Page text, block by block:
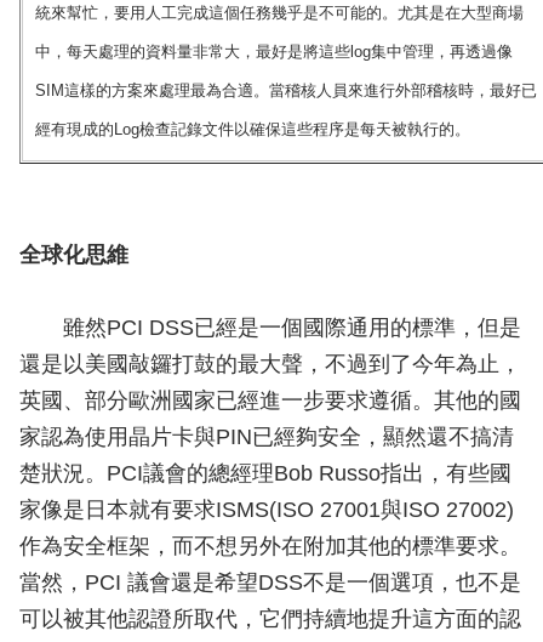
統來幫忙，要用人工完成這個任務幾乎是不可能的。尤其是在大型商場
中，每天處理的資料量非常大，最好是將這些log集中管理，再透過像
SIM這樣的方案來處理最為合適。當稽核人員來進行外部稽核時，最好已
經有現成的Log檢查記錄文件以確保這些程序是每天被執行的。
全球化思維
雖然PCI DSS已經是一個國際通用的標準，但是
還是以美國敲鑼打鼓的最大聲，不過到了今年為止，
英國、部分歐洲國家已經進一步要求遵循。其他的國
家認為使用晶片卡與PIN已經夠安全，顯然還不搞清
楚狀況。PCI議會的總經理Bob Russo指出，有些國
家像是日本就有要求ISMS(ISO 27001與ISO 27002)
作為安全框架，而不想另外在附加其他的標準要求。
當然，PCI 議會還是希望DSS不是一個選項，也不是
可以被其他認證所取代，它們持續地提升這方面的認